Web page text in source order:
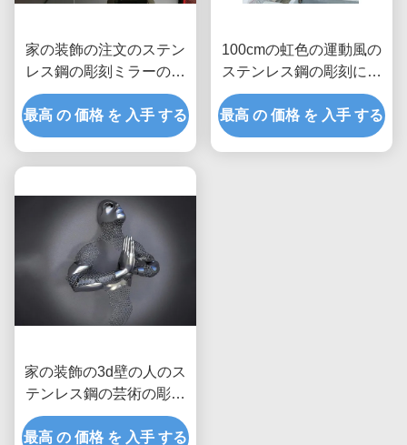
家の装飾の注文のステン
レス鋼の彫刻ミラーの磨
かれた気球
最高 の 価格 を 入手 する
100cmの虹色の運動風の
ステンレス鋼の彫刻によ
って塗られる終わり
最高 の 価格 を 入手 する
家の装飾の3d壁の人のス
テンレス鋼の芸術の彫刻
のマットの比ゆ的な終わ
り
最高 の 価格 を 入手 する